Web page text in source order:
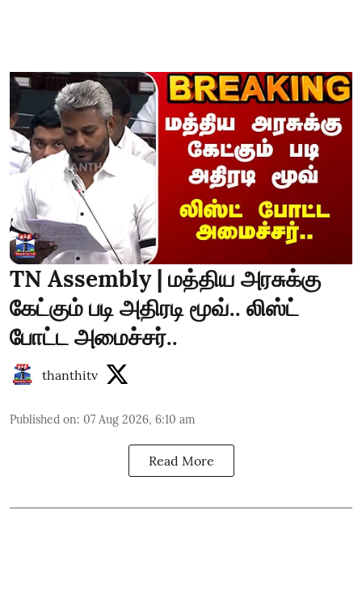
TN Assembly | மத்திய அரசுக்கு
கேட்கும் படி அதிரடி மூவ்.. லிஸ்ட்
போட்ட அமைச்சர்..
thanthitv
Published on: 07 Aug 2026, 6:10 am
Read More